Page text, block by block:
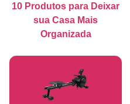
10 Produtos para Deixar
sua Casa Mais
Organizada